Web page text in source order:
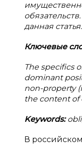
данная статья.
Ключевые
The specifics
dominant
non-property
the content of
Keywords:
В